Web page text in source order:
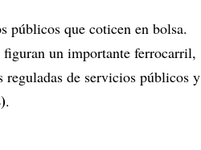
públicos que coticen en bolsa.
figuran un importante ferrocarril,
reguladas de servicios públicos y
.